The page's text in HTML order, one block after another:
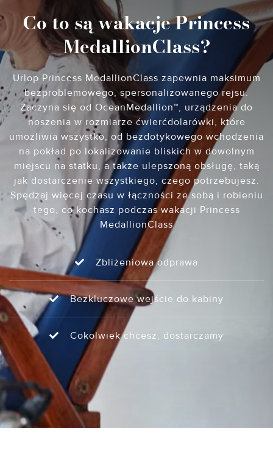
Co to są wakacje Princess
MedallionClass?
Urlop Princess MedallionClass zapewnia maksimum
bezproblemowego, spersonalizowanego rejsu.
Zaczyna się od OceanMedallion™, urządzenia do
noszenia w rozmiarze ćwierćdolarówki, które
umożliwia wszystko, od bezdotykowego wchodzenia
na pokład po lokalizowanie bliskich w dowolnym
miejscu na statku, a także ulepszoną obsługę, taką
jak dostarczenie wszystkiego, czego potrzebujesz.
Spędzaj więcej czasu w łączności ze sobą i robieniu
tego, co kochasz podczas wakacji Princess
MedallionClass
Zbliżeniowa odprawa
Bezkluczowe wejście do kabiny
Cokolwiek chcesz, dostarczamy